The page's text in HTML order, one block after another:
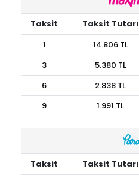
Taksit Taksit Tutarı
1
14.806 TL
3
5.380 TL
6
2.838 TL
9
1.991 TL
Taksit Taksit Tutarı